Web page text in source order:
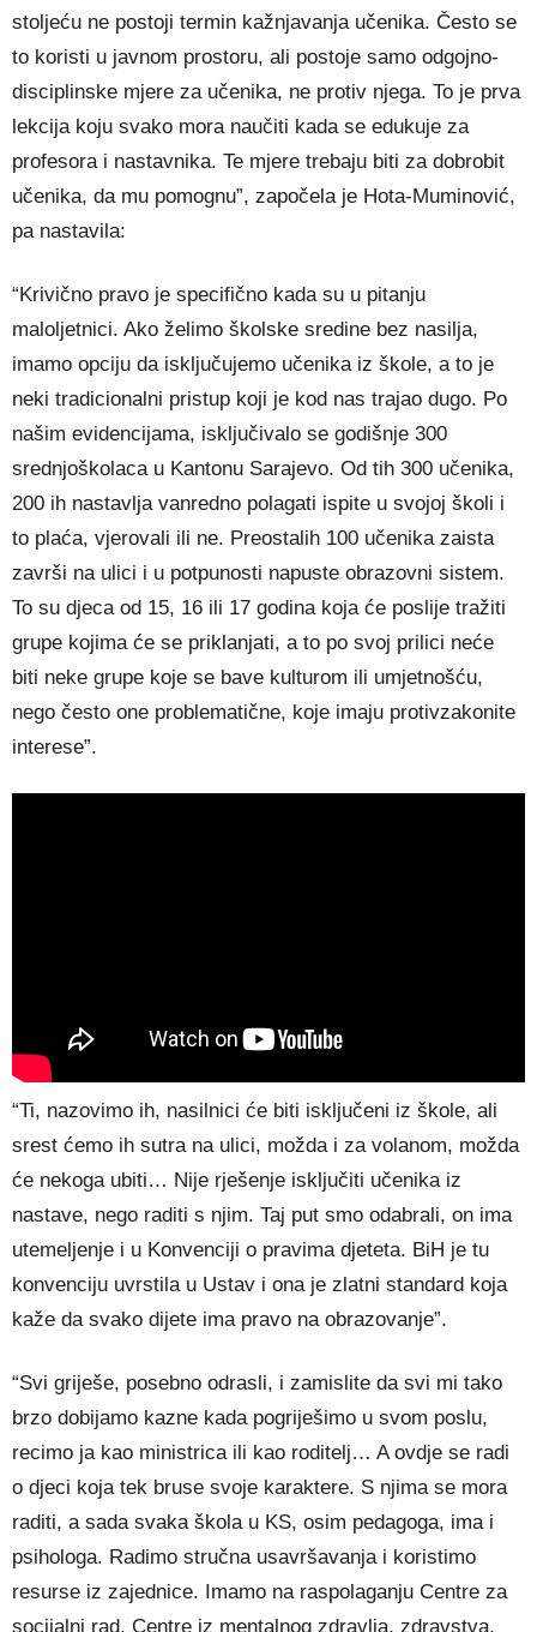
stoljeću ne postoji termin kažnjavanja učenika. Često se
to koristi u javnom prostoru, ali postoje samo odgojno-
disciplinske mjere za učenika, ne protiv njega. To je prva
lekcija koju svako mora naučiti kada se edukuje za
profesora i nastavnika. Te mjere trebaju biti za dobrobit
učenika, da mu pomognu”, započela je Hota-Muminović,
pa nastavila:
“Krivično pravo je specifično kada su u pitanju
maloljetnici. Ako želimo školske sredine bez nasilja,
imamo opciju da isključujemo učenika iz škole, a to je
neki tradicionalni pristup koji je kod nas trajao dugo. Po
našim evidencijama, isključivalo se godišnje 300
srednjoškolaca u Kantonu Sarajevo. Od tih 300 učenika,
200 ih nastavlja vanredno polagati ispite u svojoj školi i
to plaća, vjerovali ili ne. Preostalih 100 učenika zaista
završi na ulici i u potpunosti napuste obrazovni sistem.
To su djeca od 15, 16 ili 17 godina koja će poslije tražiti
grupe kojima će se priklanjati, a to po svoj prilici neće
biti neke grupe koje se bave kulturom ili umjetnošću,
nego često one problematične, koje imaju protivzakonite
interese”.
“Ti, nazovimo ih, nasilnici će biti isključeni iz škole, ali
srest ćemo ih sutra na ulici, možda i za volanom, možda
će nekoga ubiti… Nije rješenje isključiti učenika iz
nastave, nego raditi s njim. Taj put smo odabrali, on ima
utemeljenje i u Konvenciji o pravima djeteta. BiH je tu
konvenciju uvrstila u Ustav i ona je zlatni standard koja
kaže da svako dijete ima pravo na obrazovanje”.
“Svi griješe, posebno odrasli, i zamislite da svi mi tako
brzo dobijamo kazne kada pogriješimo u svom poslu,
recimo ja kao ministrica ili kao roditelj… A ovdje se radi
o djeci koja tek bruse svoje karaktere. S njima se mora
raditi, a sada svaka škola u KS, osim pedagoga, ima i
psihologa. Radimo stručna usavršavanja i koristimo
resurse iz zajednice. Imamo na raspolaganju Centre za
socijalni rad, Centre iz mentalnog zdravlja, zdravstva,